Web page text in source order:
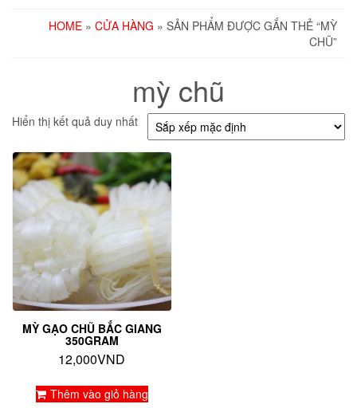
HOME » CỬA HÀNG » SẢN PHẨM ĐƯỢC GẮN THẺ “MỲ
CHŨ”
mỳ chũ
Hiển thị kết quả duy nhất
MỲ GẠO CHŨ BẮC GIANG
350GRAM
12,000VND
Thêm vào giỏ hàng